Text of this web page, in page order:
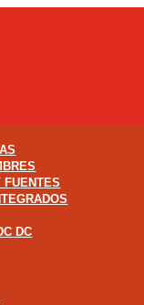
FUENTES
DC